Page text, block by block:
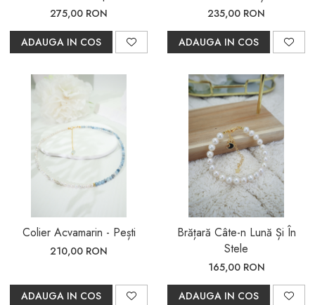
275,00 RON
ADAUGA IN COS
235,00 RON
ADAUGA IN COS
Colier Acvamarin - Pești
210,00 RON
ADAUGA IN COS
Brățară Câte-n Lună Și În
Stele
165,00 RON
ADAUGA IN COS